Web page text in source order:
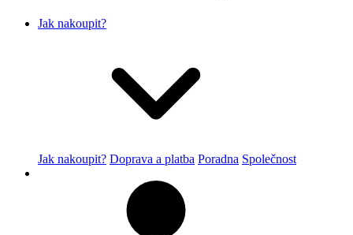
Jak nakoupit?
Jak nakoupit? Doprava a platba Poradna Společnost